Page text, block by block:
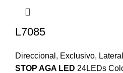
L7085
Direccional , Exclusivo,
STOP AGA LED 24LEDs